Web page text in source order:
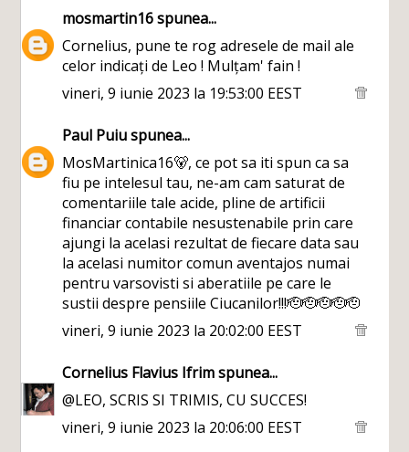
mosmartin16spunea...
Cornelius, pune te rog adresele de mail ale
celor indicați de Leo ! Mulțam' fain !
vineri, 9 iunie 2023 la 19:53:00 EEST
Paul Puiuspunea...
MosMartinica16🐻, ce pot sa iti spun ca sa
fiu pe intelesul tau, ne-am cam saturat de
comentariile tale acide, pline de artificii
financiar contabile nesustenabile prin care
ajungi la acelasi rezultat de fiecare data sau
la acelasi numitor comun aventajos numai
pentru varsovisti si aberatiile pe care le
sustii despre pensiile Ciucanilor!!!🫡🫡🫡🫡🫡
vineri, 9 iunie 2023 la 20:02:00 EEST
Cornelius Flavius Ifrimspunea...
@LEO, SCRIS SI TRIMIS, CU SUCCES!
vineri, 9 iunie 2023 la 20:06:00 EEST